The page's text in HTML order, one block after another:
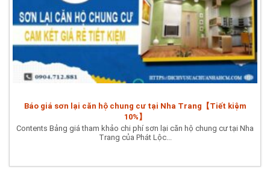
Báo giá sơn lại căn hộ chung cư tại Nha Trang【Tiết kiệm
10%】
Contents Bảng giá tham khảo chi phí sơn lại căn hộ chung cư tại Nha
Trang của Phát Lộc...